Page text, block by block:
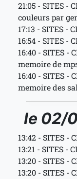
21:05 - SITES -
couleurs par
17:13 - SITES -
16:54 - SITES -
16:40 - SITES -
memoire de
16:40 - SITES -
memoire des
le 02/
13:42 - SITES -
13:21 - SITES -
13:20 - SITES -
13:20 - SITES -